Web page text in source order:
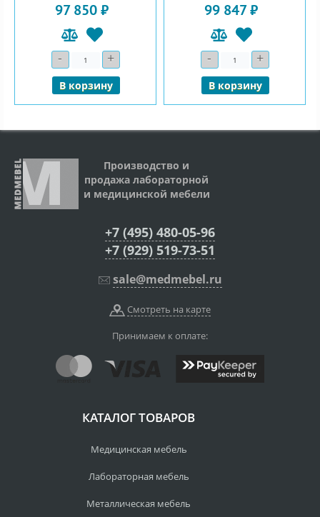
97 850 ₽
- Количество+
В корзину
99 847 ₽
- Количество+
В корзину
Производство и
продажа лабораторной
и медицинской мебели
+7 (495) 480-05-96
+7 (929) 519-73-51
sale@medmebel.ru
Смотреть на карте
Принимаем к оплате:
КАТАЛОГ ТОВАРОВ
Медицинская мебель
Лабораторная мебель
Металлическая мебель